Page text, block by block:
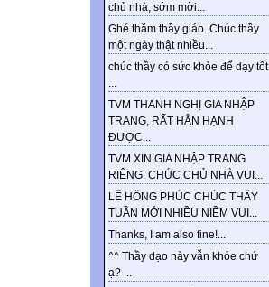
chủ nhà, sớm mời...
Ghé thăm thầy giáo. Chúc thầy
một ngày thật nhiều...
chúc thầy có sức khỏe để dạy tốt
...
TVM THANH NGHỊ GIA NHẬP
TRANG, RẤT HÂN HẠNH
ĐƯỢC...
TVM XIN GIA NHẬP TRANG
RIÊNG. CHÚC CHỦ NHÀ VUI...
LÊ HỒNG PHÚC CHÚC THẦY
TUẦN MỚI NHIỀU NIỀM VUI...
Thanks, I am also fine!...
^^ Thầy dạo này vẫn khỏe chứ
ạ? ...